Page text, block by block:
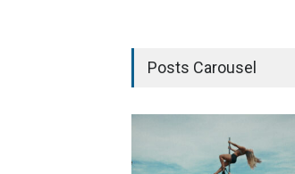
Posts Carousel